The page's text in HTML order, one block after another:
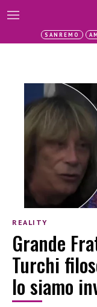
SANREMO
REALITY
Grande
Turchi
lo siamo